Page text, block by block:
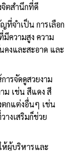
จิตสำนึกที่ดี
ที่จำเป็น การเลือก
มีความสูง ความ
คงและสะอาด และ
รจัดดูสวยงาม
ม เช่น สีแดง สี
ตกแต่งอื่นๆ เช่น
างเสริมก็ช่วย
ผู้บริหารและ